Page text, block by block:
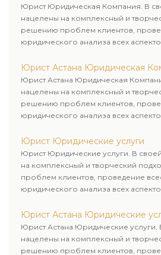
Юрист Юридическая Компания. В
нацелены на комплексный и
решению проблем клиентов,
юридического анализа всех
Юрист Астана Юридическая
Юрист Астана Юридическая
нацелены на комплексный и
решению проблем клиентов,
юридического анализа всех
Юрист Юридические услуги
Юрист Юридические услуги. В
на комплексный и творческий
проблем клиентов, проведение
юридического анализа всех
Юрист Астана Юридические
Юрист Астана Юридические
нацелены на комплексный и
решению проблем клиентов,